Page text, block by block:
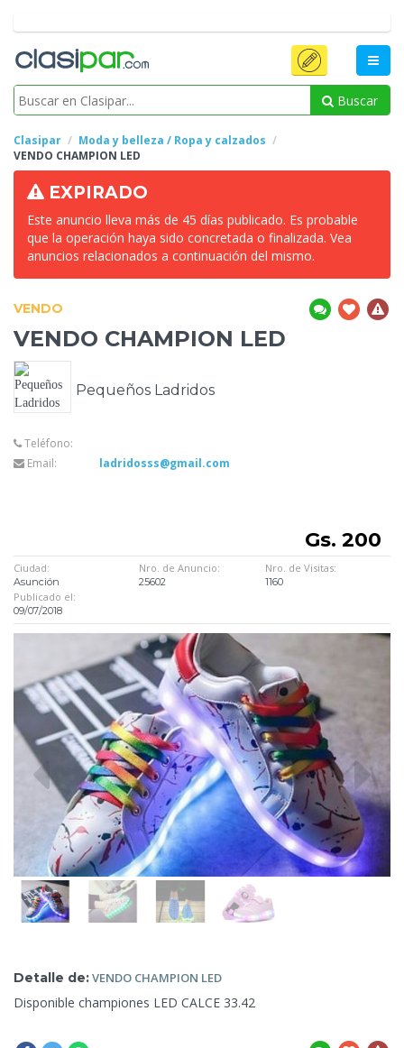
Buscar
Clasipar
Moda y belleza / Ropa y calzados
VENDO CHAMPION LED
EXPIRADO
Este anuncio lleva más de 45 días publicado. Es probable
que la operación haya sido concretada o finalizada. Vea
anuncios relacionados a continuación del mismo.
VENDO
VENDO CHAMPION LED
Pequeños Ladridos
Teléfono:
Email:
ladridosss@gmail.com
Gs. 200
Ciudad:
Asunción
Nro. de Anuncio:
25602
Nro. de Visitas:
1160
Publicado el:
09/07/2018
Detalle de:VENDO CHAMPION LED
Disponible championes LED CALCE 33.42